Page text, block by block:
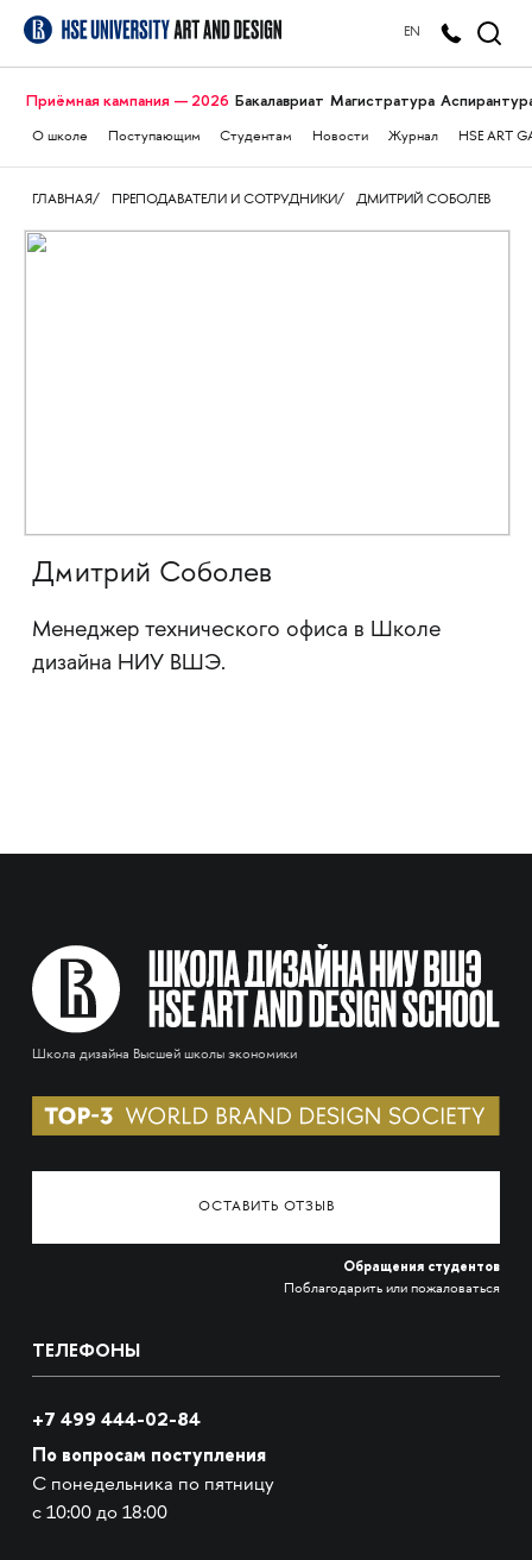
EN
Приёмная кампания — 2026 Бакалавриат Магистратура
О школе Поступающим Студентам Новости Журнал HSE ART
ГЛАВНАЯ ПРЕПОДАВАТЕЛИ И СОТРУДНИКИ ДМИТРИЙ СОБОЛЕВ
Дмитрий Соболев
Менеджер технического офиса в Школе
дизайна НИУ ВШЭ.
Школа дизайна Высшей школы экономики
ОСТАВИТЬ ОТЗЫВ
Обращения студентов
Поблагодарить или пожаловаться
ТЕЛЕФОНЫ
+7 499 444-02-84
По вопросам поступления
С понедельника по пятницу
с 10:00 до 18:00